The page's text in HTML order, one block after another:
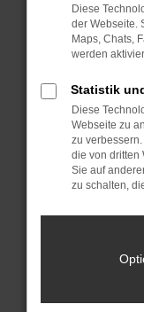
können
anderen
Starte
Das kann
Stelle
sind.
Veraltete
führen,
mehr
Diese
der Webseite.
Maps, Chats,
werden
Statistik
Diese
Webseite zu
zu
die von dritten
Sie auf
zu schalten,